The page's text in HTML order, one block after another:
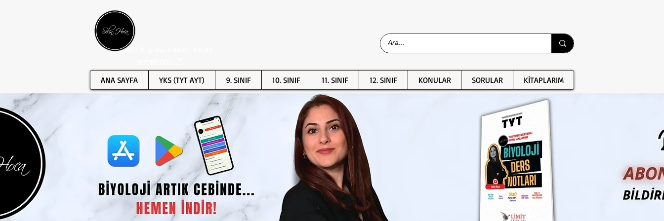
"Biyoloji hiç bu kadar kolay
ANA SAYFA YKS (TYT AYT) 9. SINIF 10. SINIF 11. SINIF 12. SINIF KONULAR SORULAR KİTAPLARIM